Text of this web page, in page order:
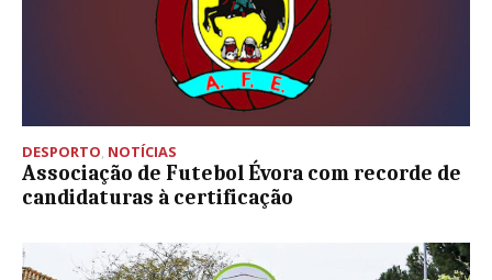
DESPORTO NOTÍCIAS
Associação de Futebol Évora com recorde de
candidaturas à certificação